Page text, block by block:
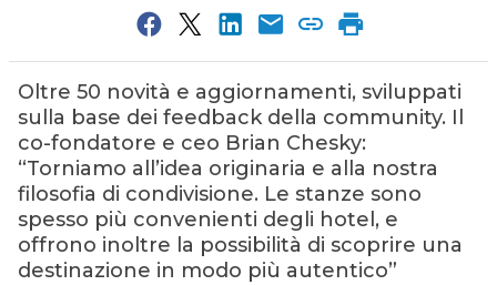
Oltre 50 novità e aggiornamenti, sviluppati
sulla base dei feedback della community. Il
co-fondatore e ceo Brian Chesky:
“Torniamo all’idea originaria e alla nostra
filosofia di condivisione. Le stanze sono
spesso più convenienti degli hotel, e
offrono inoltre la possibilità di scoprire una
destinazione in modo più autentico”